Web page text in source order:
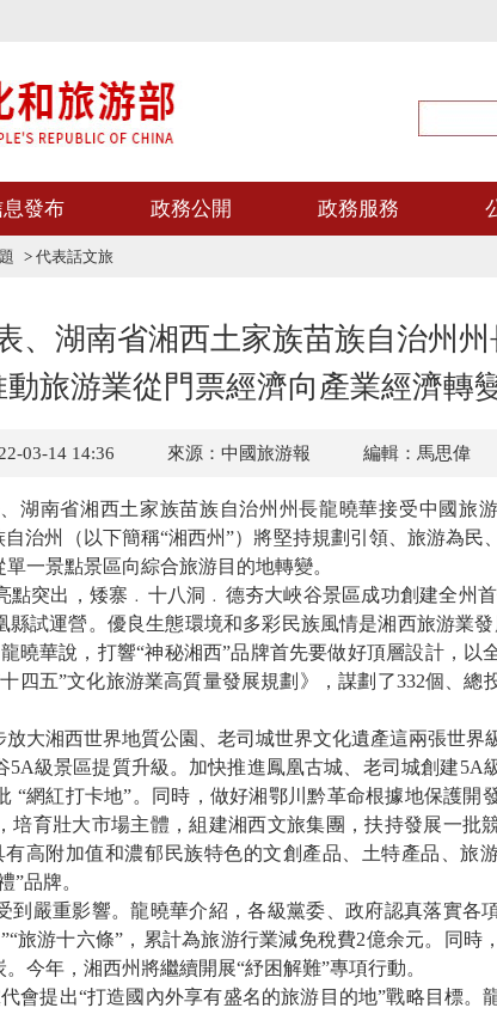
發布 政務公開 政務服務
> 代表話文旅
、湖南省湘西土家族苗族自治州州
旅游業從門票經濟向產業經濟轉
03-14 14:36 來源：中國旅游報 編輯：馬思偉
南省湘西土家族苗族自治州州長龍曉華接受中國旅
治州（以下簡稱“湘西州”）將堅持規劃引領、旅游為民
一景點景區向綜合旅游目的地轉變。
突出，矮寨﹒十八洞﹒德夯大峽谷景區成功創建全州首
試運營。優良生態環境和多彩民族風情是湘西旅游業
曉華說，打響“神秘湘西”品牌首先要做好頂層設計，以
四五”文化旅游業高質量發展規劃》，謀劃了332個、總
湘西世界地質公園、老司城世界文化遺產這兩張世界
級景區提質升級。加快推進鳳凰古城、老司城創建5A
“網紅打卡地”。同時，做好湘鄂川黔革命根據地保護開
培育壯大市場主體，組建湘西文旅集團，扶持發展一批
高附加值和濃郁民族特色的文創產品、土特產品、旅
”品牌。
嚴重影響。龍曉華介紹，各級黨委、政府認真落實各
旅游十六條”，累計為旅游行業減免稅費2億余元。同時
今年，湘西州將繼續開展“紓困解難”專項行動。
提出“打造國內外享有盛名的旅游目的地”戰略目標。